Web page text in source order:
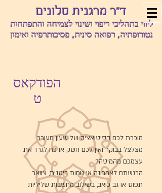
ליווי בתהליכי ריפוי ושינוי לצמיחה והתפתחות
נטורופתיה, רפואה סינית, פסיכותרפיה ואימון
ד"ר מרגנית סלונים
הפודקאס
ט
מוכרת לכם הסיטואציה של שעון מעורר
מצלצל בבוקר ואין לכם חשק או כח לגרד את
עצמכם מהמיטה?
הרגשתם לאחרונה אי נוחות ביטנית, צוואר
תפוס או גב כואב, בשילוב מחשבות שליליות